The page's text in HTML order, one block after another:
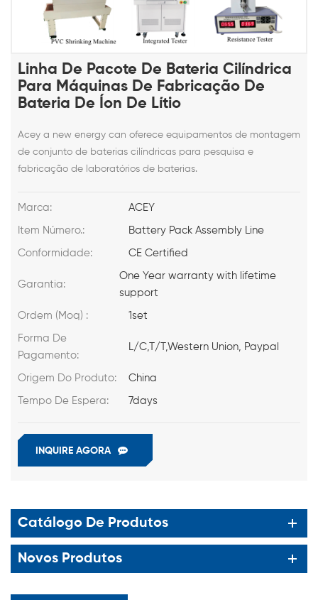
Linha De Pacote De Bateria Cilíndrica
Para Máquinas De Fabricação De
Bateria De Íon De Lítio
Acey a new energy can oferece equipamentos de montagem
de conjunto de baterias cilíndricas para pesquisa e
fabricação de laboratórios de baterias.
Marca: ACEY
Item Número.: Battery Pack Assembly Line
Conformidade: CE Certified
Garantia:
One Year warranty with lifetime
support
Ordem (Moq) : 1set
Forma De
Pagamento:
L/C,T/T,Western Union, Paypal
Origem Do Produto: China
Tempo De Espera: 7days
INQUIRE AGORA
Catálogo De Produtos
Novos Produtos